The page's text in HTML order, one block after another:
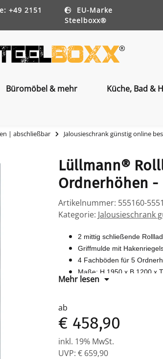
+49 2151
EU-Marke
Steelboxx®
Büromöbel & mehr Küche, Bad &
| abschließbar
Jalousieschrank günstig online
Lüllmann®
Ordnerhöhen -
Artikelnummer: 555160-
Kategorie: Jalousieschrank
2 mittig schließende
Griffmulde mit
4 Fachböden für 5
Maße: H 1950 x B 1200 x
Komplett verschweißter
Mehr lesen
ab
€ 458,90
inkl. 19% MwSt.
UVP: € 659,90